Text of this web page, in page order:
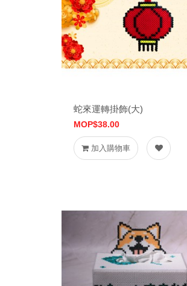
蛇來運轉掛飾(大)
MOP$38.00
加入購物車